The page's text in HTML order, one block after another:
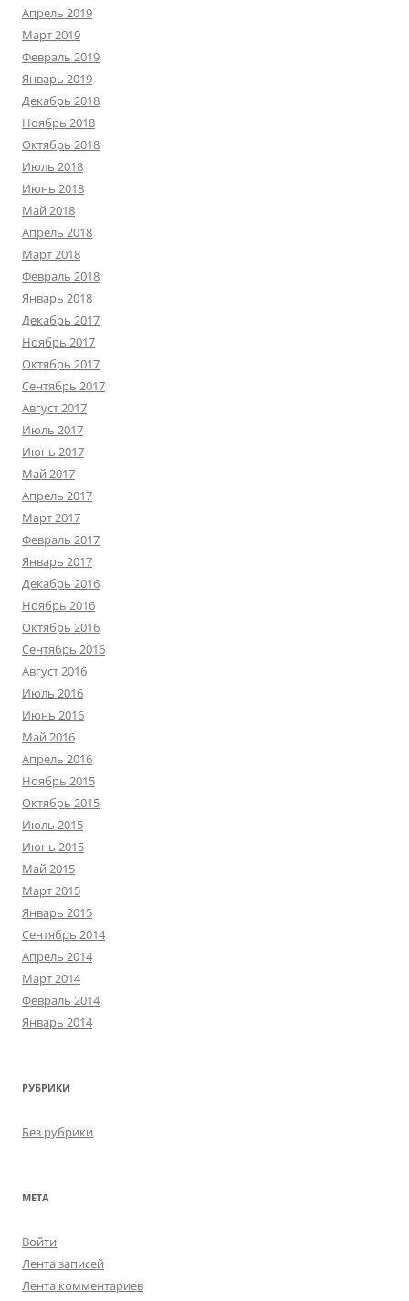
Апрель 2019
Март 2019
Февраль 2019
Январь 2019
Декабрь 2018
Ноябрь 2018
Октябрь 2018
Июль 2018
Июнь 2018
Май 2018
Апрель 2018
Март 2018
Февраль 2018
Январь 2018
Декабрь 2017
Ноябрь 2017
Октябрь 2017
Сентябрь 2017
Август 2017
Июль 2017
Июнь 2017
Май 2017
Апрель 2017
Март 2017
Февраль 2017
Январь 2017
Декабрь 2016
Ноябрь 2016
Октябрь 2016
Сентябрь 2016
Август 2016
Июль 2016
Июнь 2016
Май 2016
Апрель 2016
Ноябрь 2015
Октябрь 2015
Июль 2015
Июнь 2015
Май 2015
Март 2015
Январь 2015
Сентябрь 2014
Апрель 2014
Март 2014
Февраль 2014
Январь 2014
РУБРИКИ
Без рубрики
МЕТА
Войти
Лента записей
Лента комментариев